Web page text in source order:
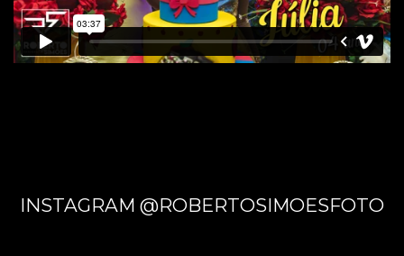
E - MS
INSTAGRAM @ROBERTOSIMOESFOTO